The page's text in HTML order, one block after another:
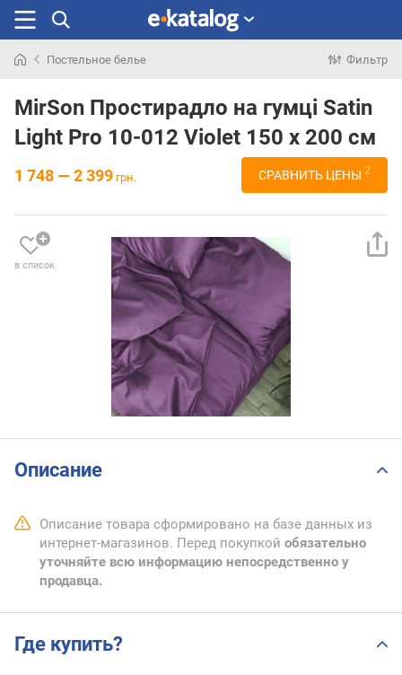
раньше
Постельное белье Фильтр
MirSon Простирадло на гумці Satin
Light Pro 10-012 Violet 150 х 200 см
1 748 — 2 399 грн. СРАВНИТЬ ЦЕНЫ 2
в список
Описание
Описание товара сформировано на базе данных из
интернет-магазинов. Перед покупкой обязательно
уточняйте всю информацию непосредственно у
продавца.
Где купить?